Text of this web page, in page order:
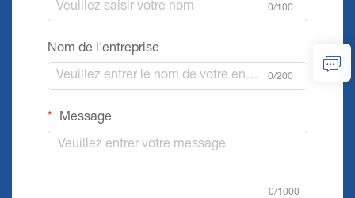
0/100
Nom de l'entreprise
0/200
Message
0/1000